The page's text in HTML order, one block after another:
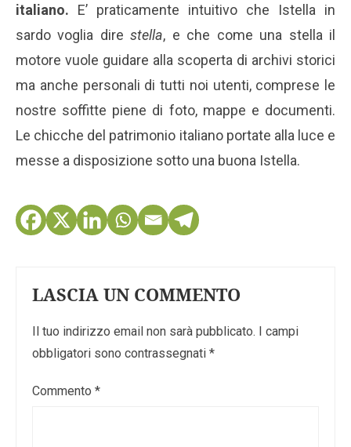
italiano. E’ praticamente intuitivo che Istella in
sardo voglia direstella, e che come una stella il
motore vuole guidare alla scoperta di archivi storici
ma anche personali di tutti noi utenti, comprese le
nostre soffitte piene di foto, mappe e documenti.
Le chicche del patrimonio italiano portate alla luce e
messe a disposizione sotto una buona Istella.
LASCIA UN COMMENTO
Il tuo indirizzo email non sarà pubblicato. I campi
obbligatori sono contrassegnati *
Commento *